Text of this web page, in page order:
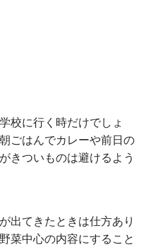
校に行く時だけでしょ
ごはんでカレーや前日の
きついものは避けるよう
出てきたときは仕方あり
菜中心の内容にすること